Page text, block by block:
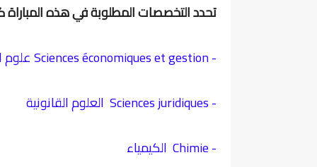
تحدد التخصصات المطلوبة في هذه المباراة
- Sciences économiques et gestion علوم الاقتصاد والتدبير
- Sciences juridiques العلوم القانونية
- Chimie الكيمياء